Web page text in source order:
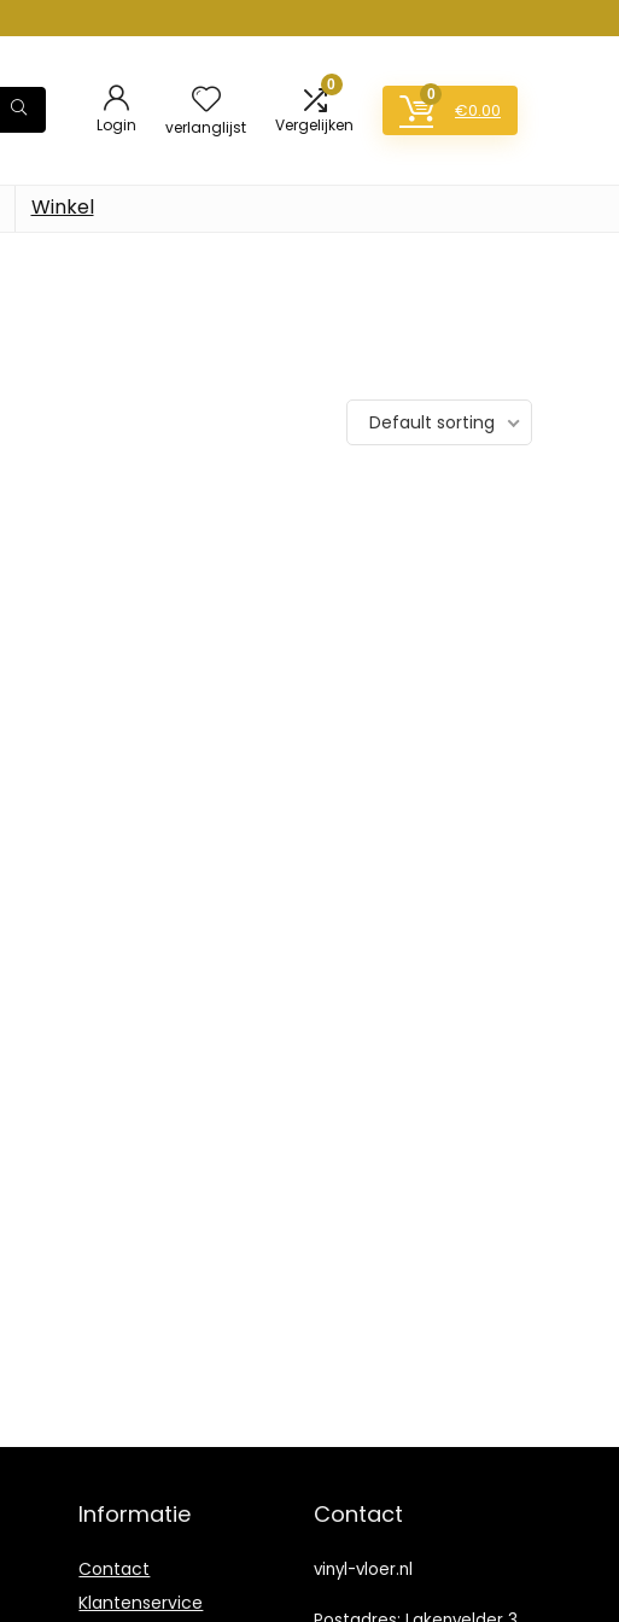
Login verlanglijst
0
Vergelijken
0
€0.00
Winkel
Default sorting
Informatie
Contact
Klantenservice
Contact
vinyl-vloer.nl